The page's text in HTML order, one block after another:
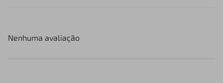
Nenhuma avaliação